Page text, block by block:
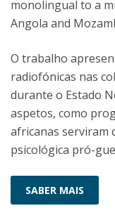
monolingual to a
Angola and
O trabalho
radiofónicas nas
durante o Estado
aspetos, como
africanas serviram
psicológica pró-
SABER MAIS